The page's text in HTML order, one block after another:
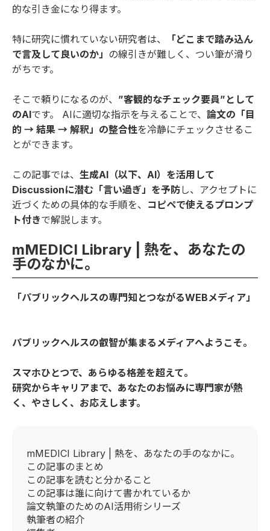
的な引き金になり得ます。
特に研究に慣れていない研究者は、
「どこまで踏み込ん
で言及して良いのか」 の線引きが難しく、つい筆が滑り
がちです。
そこで頼りになるのが、 ”客観的なチェック要員”として
のAIです。 AIに適切な指示を与えることで、 論文の「目
的 → 結果 → 解釈」の整合性を冷静にチェックさせるこ
とができます。
この記事では、 生成AI（以下、AI）を活用して
Discussionに潜む「言い過ぎ」を予防し、アクセプトに
近づくための具体的な手順を、 コピペで使えるプロンプ
ト付きで解説します。
mMEDICI Library | 熱を、あなたの
手のなかに。
「パブリックヘルスの専門知とつながるWEBメディア」
パブリックヘルスの叡智が集まるメディアへようこそ。
スマホひとつで、あらゆる格差を超えて。
研究からキャリアまで、あなたのお悩みに専門家が熱
く、やさしく、お応えします。
mMEDICI Library | 熱を、あなたの手のなかに。
この記事のまとめ
この記事を読むと分かること
この記事は誰に向けて書かれているか
論文執筆のためのAI活用術シリーズ
執筆者の紹介